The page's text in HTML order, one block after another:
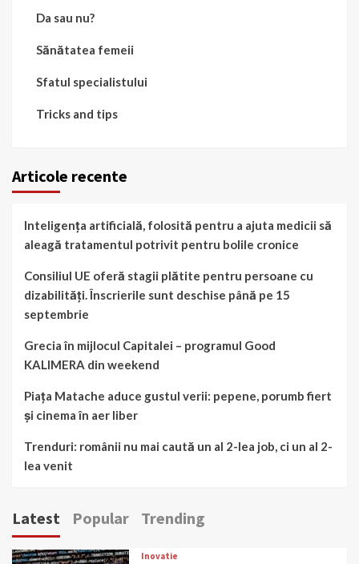
Da sau nu?
Sănătatea femeii
Sfatul specialistului
Tricks and tips
Articole recente
Inteligența artificială, folosită pentru a ajuta medicii să
aleagă tratamentul potrivit pentru bolile cronice
Consiliul UE oferă stagii plătite pentru persoane cu
dizabilități. Înscrierile sunt deschise până pe 15
septembrie
Grecia în mijlocul Capitalei – programul Good
KALIMERA din weekend
Piața Matache aduce gustul verii: pepene, porumb fiert
și cinema în aer liber
Trenduri: românii nu mai caută un al 2-lea job, ci un al 2-
lea venit
Latest Popular Trending
Inovatie